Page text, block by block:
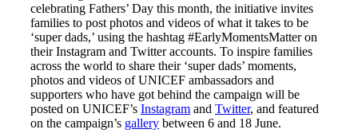
celebrating Fathers’ Day this month, the initiative invites
families to post photos and videos of what it takes to be
‘super dads,’ using the hashtag #EarlyMomentsMatter on
their Instagram and Twitter accounts. To inspire families
across the world to share their ‘super dads’ moments,
photos and videos of UNICEF ambassadors and
supporters who have got behind the campaign will be
posted on UNICEF’s Instagram and Twitter, and featured
on the campaign’s gallery between 6 and 18 June.